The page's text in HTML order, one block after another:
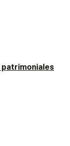
patrimoniales